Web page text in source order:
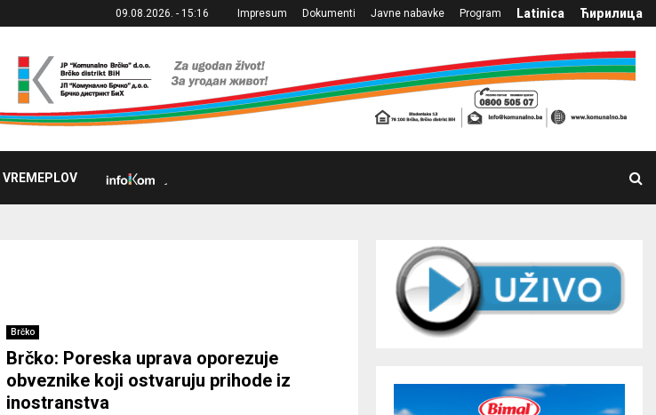
09.08.2026. - 15:16 Impresum Dokumenti Javne nabavke Program Latinica Ћирилица
VREMEPLOV
Brčko
Brčko: Poreska uprava oporezuje
obveznike koji ostvaruju prihode iz
inostranstva